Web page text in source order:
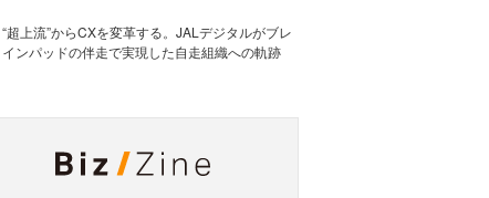
“超上流”からCXを変革する。JALデジタルがブレ
インパッドの伴走で実現した自走組織への軌跡